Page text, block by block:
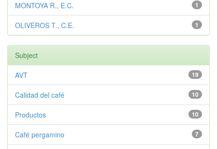
1
MONTOYA R., E.C.
1
OLIVEROS T., C.E.
Subject
19
AVT
10
Calidad del café
10
Productos
7
Café pergamino